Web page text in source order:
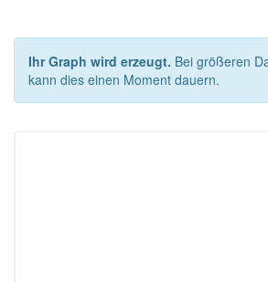
Ihr Graph wird erzeugt. Bei größeren
kann dies einen Moment dauern.